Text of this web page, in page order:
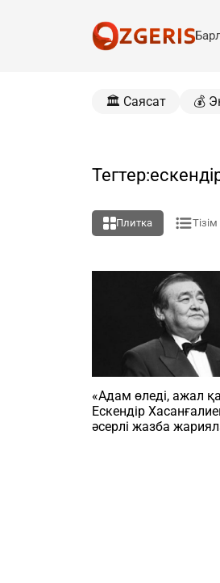
🏛️ Саясат 💰
Плитка Тізім
«Адам өледі, ажал
Ескендір
әсерлі жазба